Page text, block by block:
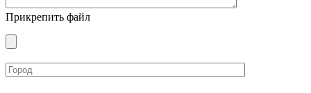
Прикрепить файл